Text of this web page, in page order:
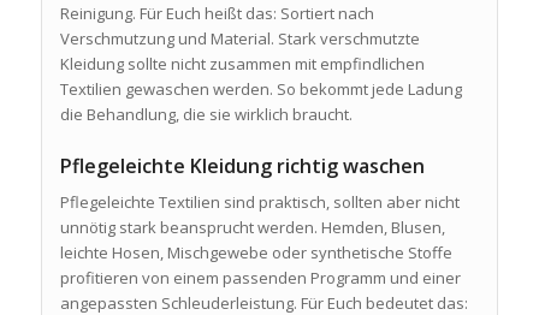
Reinigung. Für Euch heißt das: Sortiert nach
Verschmutzung und Material. Stark verschmutzte
Kleidung sollte nicht zusammen mit empfindlichen
Textilien gewaschen werden. So bekommt jede Ladung
die Behandlung, die sie wirklich braucht.
Pflegeleichte Kleidung richtig waschen
Pflegeleichte Textilien sind praktisch, sollten aber nicht
unnötig stark beansprucht werden. Hemden, Blusen,
leichte Hosen, Mischgewebe oder synthetische Stoffe
profitieren von einem passenden Programm und einer
angepassten Schleuderleistung. Für Euch bedeutet das: